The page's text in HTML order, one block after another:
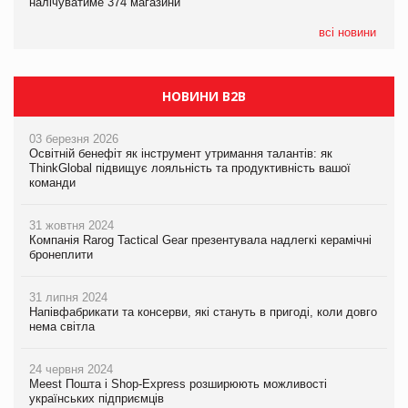
всі новини
НОВИНИ B2B
03 березня 2026
Освітній бенефіт як інструмент утримання талантів: як
ThinkGlobal підвищує лояльність та продуктивність вашої
команди
31 жовтня 2024
Компанія Rarog Tactical Gear презентувала надлегкі керамічні
бронеплити
31 липня 2024
Напівфабрикати та консерви, які стануть в пригоді, коли довго
нема світла
24 червня 2024
Meest Пошта і Shop-Express розширюють можливості
українських підприємців